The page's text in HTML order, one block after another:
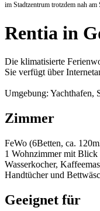
im Stadtzentrum trotzdem nah am
Rentia in
Die klimatisierte
Sie verfügt über
Umgebung: Yachthafen,
Zimmer
FeWo (6Betten, ca.
1 Wohnzimmer mit
Wasserkocher,
Handtücher und
Geeignet für